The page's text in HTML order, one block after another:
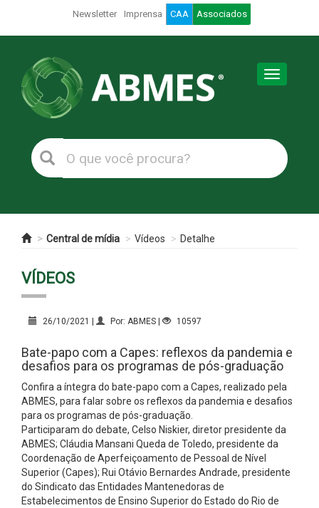
Newsletter Imprensa CAA Associados
Toggle
Central de mídia Vídeos Detalhe
VÍDEOS
26/10/2021 | Por: ABMES | 10597
Bate-papo com a Capes: reflexos da pandemia e
desafios para os programas de pós-graduação
Confira a íntegra do bate-papo com a Capes, realizado pela
ABMES, para falar sobre os reflexos da pandemia e desafios
para os programas de pós-graduação.
Participaram do debate, Celso Niskier, diretor presidente da
ABMES; Cláudia Mansani Queda de Toledo, presidente da
Coordenação de Aperfeiçoamento de Pessoal de Nível
Superior (Capes); Rui Otávio Bernardes Andrade, presidente
do Sindicato das Entidades Mantenedoras de
Estabelecimentos de Ensino Superior do Estado do Rio de